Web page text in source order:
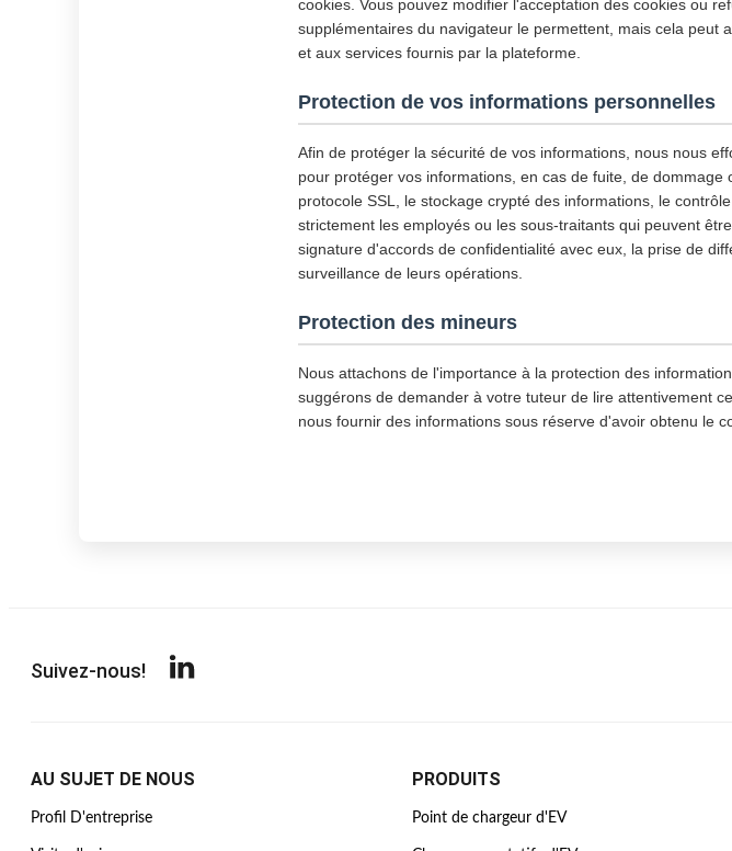
cookies. Vous pouvez modifier l'acceptation des cookies ou
supplémentaires du navigateur le permettent, mais cela peut
et aux services fournis par la plateforme.
Protection de vos informations personnelles
Afin de protéger la sécurité de vos informations, nous nous
pour protéger vos informations, en cas de fuite, de
protocole SSL, le stockage crypté des informations, le
strictement les employés ou les sous-traitants qui peuvent
signature d'accords de confidentialité avec eux, la prise de
surveillance de leurs opérations.
Protection des mineurs
Nous attachons de l'importance à la protection des
suggérons de demander à votre tuteur de lire attentivement
nous fournir des informations sous réserve d'avoir obtenu le
Suivez-nous!
AU SUJET DE NOUS
Profil D'entreprise
PRODUITS
Point de chargeur d'EV